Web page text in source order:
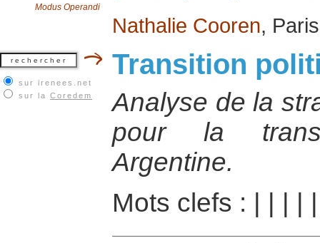
Modus Operandi
sur irenees.net
sur la Coredem
Nathalie Cooren,
Transition
Analyse de la
pour la
Argentine.
Mots clefs :